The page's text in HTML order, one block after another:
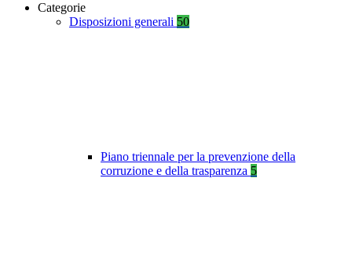
Categorie
Disposizioni generali 50
Piano triennale per la prevenzione della
corruzione e della trasparenza 5